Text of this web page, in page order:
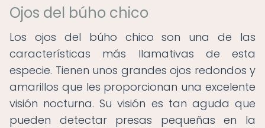
Ojos del búho chico
Los ojos del búho chico son una de las
características más llamativas de esta
especie. Tienen unos grandes ojos redondos y
amarillos que les proporcionan una excelente
visión nocturna. Su visión es tan aguda que
pueden detectar presas pequeñas en la